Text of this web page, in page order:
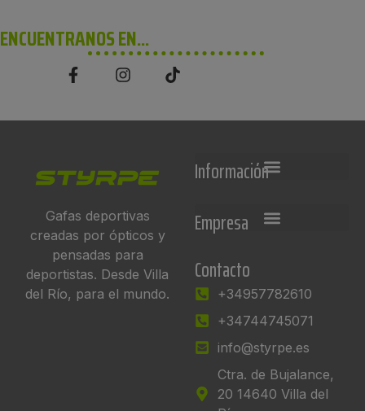
ENCUENTRANOS EN...
Gafas deportivas
creadas por ópticos y
pensadas para
deportistas. Desde Villa
del Río, para el mundo.
Información
Empresa
Contacto
+34957782610
+34744745071
info@styrpe.es
Ctra. de Bujalance,
20 14640 Villa del